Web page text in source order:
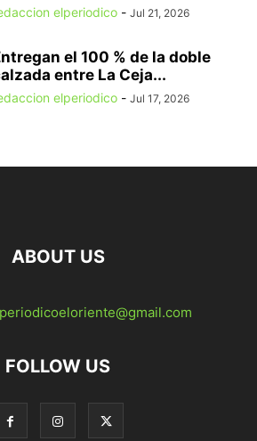
elperiodico - Jul 21, 2026
el 100 % de la doble
entre La Ceja...
elperiodico - Jul 17, 2026
ABOUT US
periodicoeloriente@gmail.com
FOLLOW US